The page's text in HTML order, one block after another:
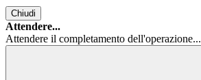
Chiudi
Attendere...
Attendere il completamento dell'operazione...